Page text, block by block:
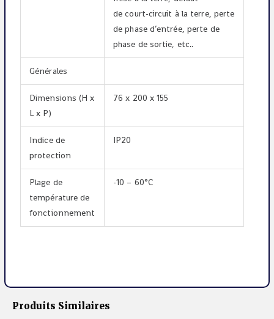
Produits Similaires
de court-circuit à la terre, perte
de phase d’entrée, perte de
phase de sortie, etc..
Générales
Dimensions (H x
L x P)
76 x 200 x 155
Indice de
protection
IP20
Plage de
température de
fonctionnement
-10 – 60°C